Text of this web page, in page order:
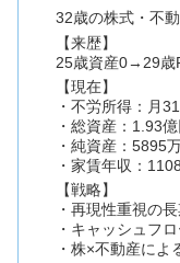
32歳の株式・不
【来歴】
25歳資産0→29
【現在】
・不労所得：月
・総資産：1.93億
・純資産：5895
・家賃年収：
【戦略】
・再現性重視の
・キャッシュフ
・株×不動産によ